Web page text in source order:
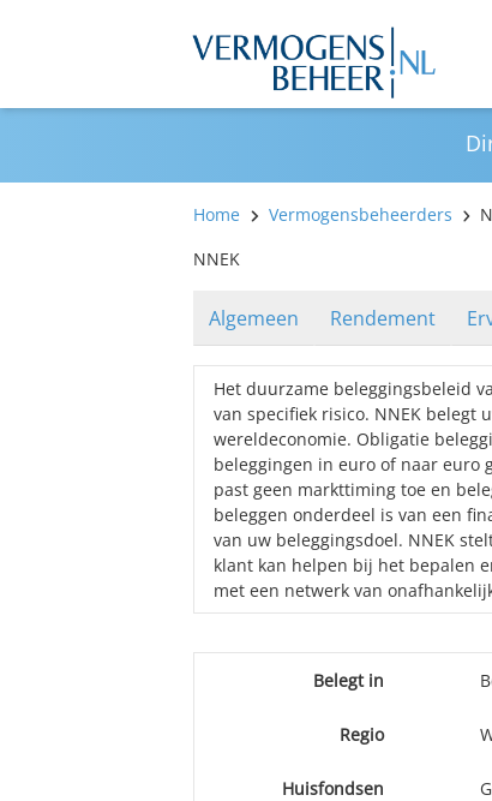
Home Vermogensbeheerders
NNEK
Algemeen Rendement
Het duurzame beleggingsbeleid
van specifiek risico. NNEK belegt
wereldeconomie. Obligatie
beleggingen in euro of naar euro
past geen markttiming toe en
beleggen onderdeel is van een
van uw beleggingsdoel. NNEK
klant kan helpen bij het bepalen
met een netwerk van
Belegt in
Regio
Huisfondsen